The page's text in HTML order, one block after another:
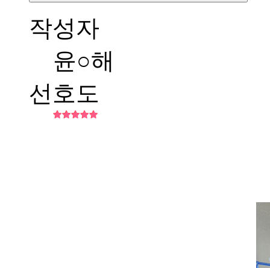
작성자
윤○해
선호도